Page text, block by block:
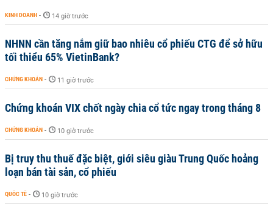
KINH DOANH - 14 giờ trước
NHNN cần tăng nắm giữ bao nhiêu cổ phiếu CTG để sở hữu
tối thiểu 65% VietinBank?
CHỨNG KHOÁN - 11 giờ trước
Chứng khoán VIX chốt ngày chia cổ tức ngay trong tháng 8
CHỨNG KHOÁN - 10 giờ trước
Bị truy thu thuế đặc biệt, giới siêu giàu Trung Quốc hoảng
loạn bán tài sản, cổ phiếu
QUỐC TẾ - 10 giờ trước